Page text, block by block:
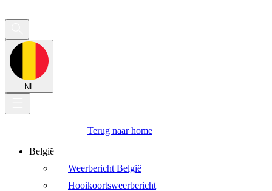
NL
Terug naar home
België
Weerbericht België
Hooikoortsweerbericht